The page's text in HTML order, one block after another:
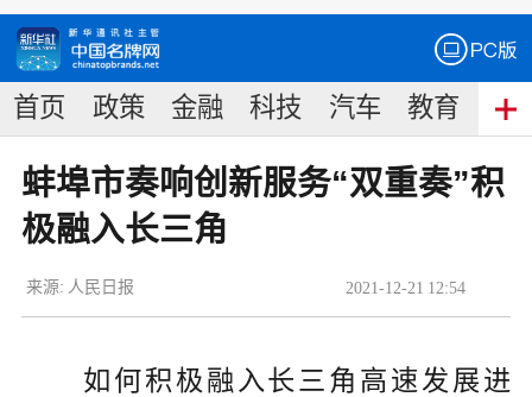
首页 政策 金融 科技 汽车 教育 食
蚌埠市奏响创新服务“双重奏”积
极融入长三角
2021-12-21 12:54
来源: 人民日报
如何积极融入长三角高速发展进